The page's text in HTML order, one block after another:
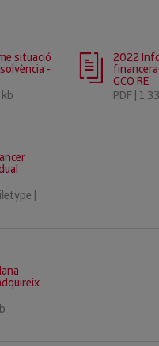
situació
-
kb
2022
GCO RE
PDF |
|